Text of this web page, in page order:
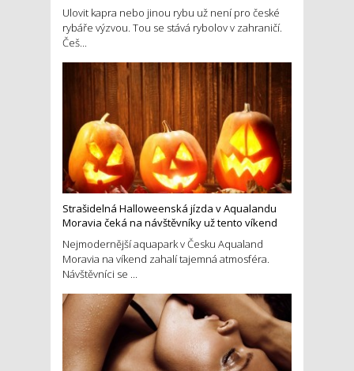
Ulovit kapra nebo jinou rybu už není pro české
rybáře výzvou. Tou se stává rybolov v zahraničí.
Češ...
Strašidelná Halloweenská jízda v Aqualandu
Moravia čeká na návštěvníky už tento víkend
Nejmodernější aquapark v Česku Aqualand
Moravia na víkend zahalí tajemná atmosféra.
Návštěvníci se ...